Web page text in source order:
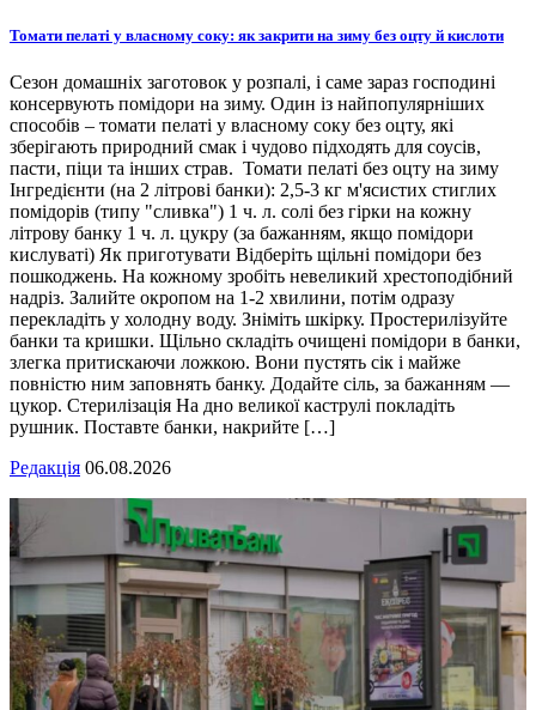
Томати пелаті у власному соку: як закрити на зиму без оцту й кислоти
Сезон домашніх заготовок у розпалі, і саме зараз господині
консервують помідори на зиму. Один із найпопулярніших
способів – томати пелаті у власному соку без оцту, які
зберігають природний смак і чудово підходять для соусів,
пасти, піци та інших страв. Томати пелаті без оцту на зиму
Інгредієнти (на 2 літрові банки): 2,5-3 кг м'ясистих стиглих
помідорів (типу "сливка") 1 ч. л. солі без гірки на кожну
літрову банку 1 ч. л. цукру (за бажанням, якщо помідори
кислуваті) Як приготувати Відберіть щільні помідори без
пошкоджень. На кожному зробіть невеликий хрестоподібний
надріз. Залийте окропом на 1-2 хвилини, потім одразу
перекладіть у холодну воду. Зніміть шкірку. Простерилізуйте
банки та кришки. Щільно складіть очищені помідори в банки,
злегка притискаючи ложкою. Вони пустять сік і майже
повністю ним заповнять банку. Додайте сіль, за бажанням —
цукор. Стерилізація На дно великої каструлі покладіть
рушник. Поставте банки, накрийте […]
Редакція 06.08.2026